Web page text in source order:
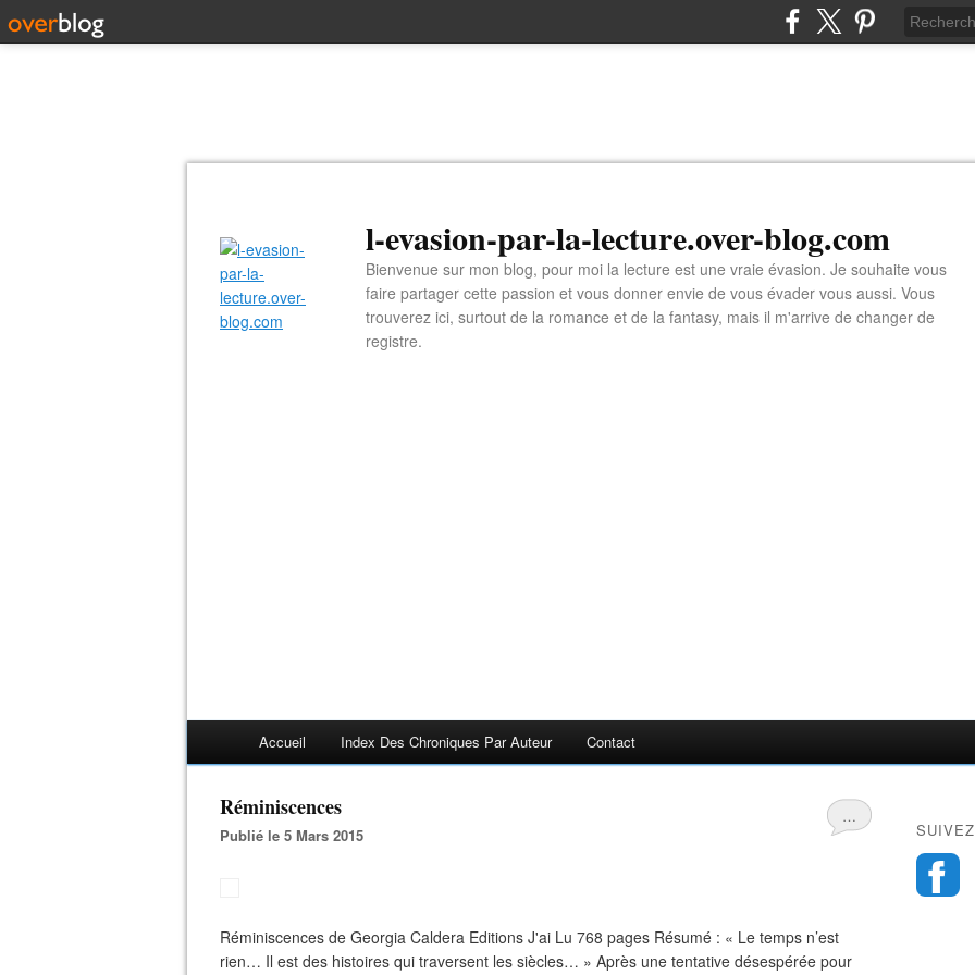
l-evasion-par-la-lecture.over-blog.com
Bienvenue sur mon blog, pour moi la lecture est une vraie évasion. Je souhaite vous
faire partager cette passion et vous donner envie de vous évader vous aussi. Vous
trouverez ici, surtout de la romance et de la fantasy, mais il m'arrive de changer de
registre.
Accueil Index Des Chroniques Par Auteur Contact
…
Réminiscences
Publié le 5 Mars 2015
Réminiscences de Georgia Caldera Editions J'ai Lu 768 pages Résumé : « Le temps n’est
rien… Il est des histoires qui traversent les siècles… » Après une tentative désespérée pour